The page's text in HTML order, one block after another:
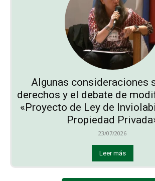
Algunas consideraciones
derechos y el debate de
«Proyecto de Ley de
Propiedad
23/07/2026
Leer más